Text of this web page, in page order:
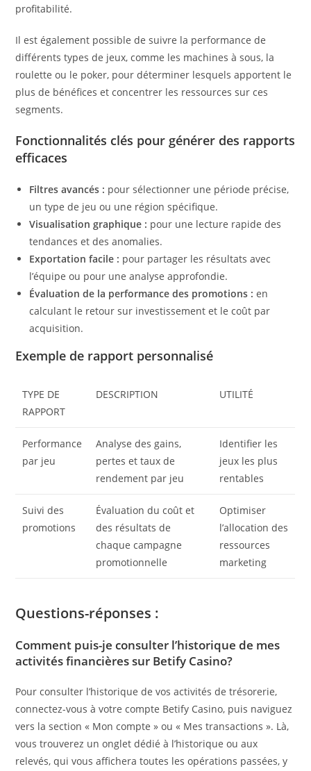
profitabilité.
Il est également possible de suivre la performance de
différents types de jeux, comme les machines à sous, la
roulette ou le poker, pour déterminer lesquels apportent le
plus de bénéfices et concentrer les ressources sur ces
segments.
Fonctionnalités clés pour générer des rapports
efficaces
Filtres avancés : pour sélectionner une période précise,
un type de jeu ou une région spécifique.
Visualisation graphique : pour une lecture rapide des
tendances et des anomalies.
Exportation facile : pour partager les résultats avec
l’équipe ou pour une analyse approfondie.
Évaluation de la performance des promotions : en
calculant le retour sur investissement et le coût par
acquisition.
Exemple de rapport personnalisé
TYPE DE
RAPPORT
DESCRIPTION UTILITÉ
Performance
par jeu
Analyse des gains,
pertes et taux de
rendement par jeu
Identifier les
jeux les plus
rentables
Suivi des
promotions
Évaluation du coût et
des résultats de
chaque campagne
promotionnelle
Optimiser
l’allocation des
ressources
marketing
Questions-réponses :
Comment puis-je consulter l’historique de mes
activités financières sur Betify Casino?
Pour consulter l’historique de vos activités de trésorerie,
connectez-vous à votre compte Betify Casino, puis naviguez
vers la section « Mon compte » ou « Mes transactions ». Là,
vous trouverez un onglet dédié à l’historique ou aux
relevés, qui vous affichera toutes les opérations passées, y